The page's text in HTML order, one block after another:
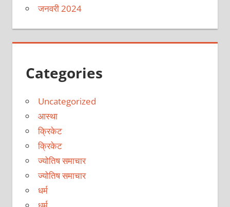
जनवरी 2024
Categories
Uncategorized
आस्था
क्रिकेट
क्रिकेट
ज्योतिष समाचार
ज्योतिष समाचार
धर्म